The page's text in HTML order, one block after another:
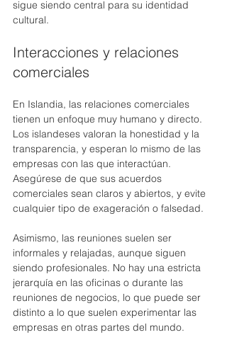
sigue siendo central para su identidad
cultural.
Interacciones y relaciones
comerciales
En Islandia, las relaciones comerciales
tienen un enfoque muy humano y directo.
Los islandeses valoran la honestidad y la
transparencia, y esperan lo mismo de las
empresas con las que interactúan.
Asegúrese de que sus acuerdos
comerciales sean claros y abiertos, y evite
cualquier tipo de exageración o falsedad.
Asimismo, las reuniones suelen ser
informales y relajadas, aunque siguen
siendo profesionales. No hay una estricta
jerarquía en las oficinas o durante las
reuniones de negocios, lo que puede ser
distinto a lo que suelen experimentar las
empresas en otras partes del mundo.